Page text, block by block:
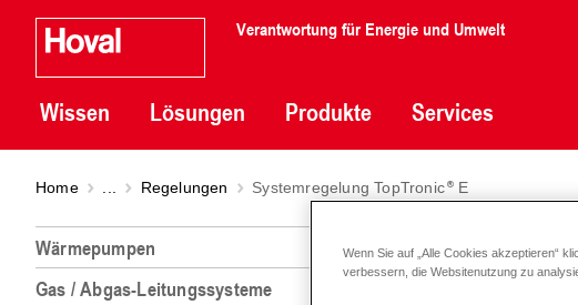
Verantwortung für Energie und Umwelt
Wissen Lösungen Produkte Services
Home Regelungen Systemregelung TopTronic E
Wärmepumpen
Gas / Abgas-Leitungssysteme
Wenn Sie auf „Alle Cookies akzeptieren“
verbessern, die Websitenutzung zu